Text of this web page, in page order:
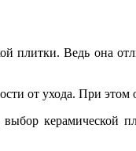
плитки. Ведь она
от ухода. При
керамической